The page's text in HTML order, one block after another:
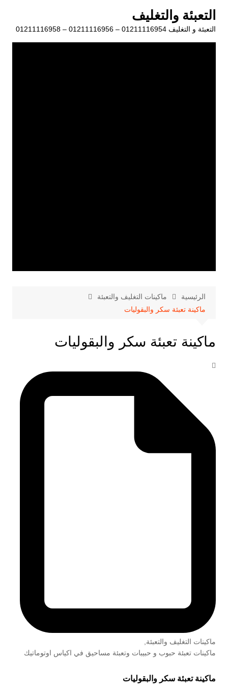
المحتوى
التعبئة والتغليف
التعبئة و التغليف 01211116954 – 01211116956 – 01211116958
الرئيسية
ماكينات التغليف والتعبئة
ماكينة تعبئة سكر والبقوليات
ماكينة تعبئة سكر والبقوليات
ماكينات التغليف والتعبئة,
ماكينات تعبئة حبوب و حبيبات وتعبئة مساحيق في اكياس اوتوماتيك
ماكينة تعبئة سكر والبقوليات